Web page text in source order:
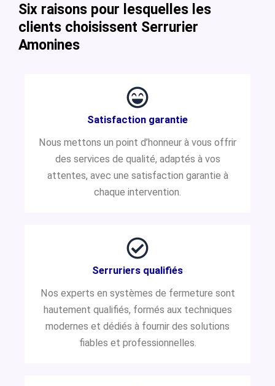
Six raisons pour lesquelles les
clients choisissent Serrurier
Amonines
Satisfaction garantie
Nous mettons un point d’honneur à vous offrir
des services de qualité, adaptés à vos
attentes, avec une satisfaction garantie à
chaque intervention.
Serruriers qualifiés
Nos experts en systèmes de fermeture sont
hautement qualifiés, formés aux techniques
modernes et dédiés à fournir des solutions
fiables et professionnelles.